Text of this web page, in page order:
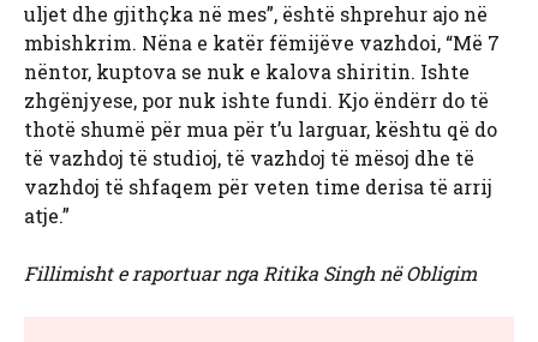
uljet dhe gjithçka në mes”, është shprehur ajo në
mbishkrim. Nëna e katër fëmijëve vazhdoi, “Më 7
nëntor, kuptova se nuk e kalova shiritin. Ishte
zhgënjyese, por nuk ishte fundi. Kjo ëndërr do të
thotë shumë për mua për t’u larguar, kështu që do
të vazhdoj të studioj, të vazhdoj të mësoj dhe të
vazhdoj të shfaqem për veten time derisa të arrij
atje.”
Fillimisht e raportuar nga Ritika Singh në Obligim